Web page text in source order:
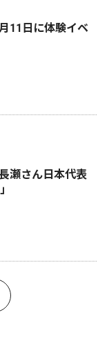
11日に体験イベ
瀬さん日本代表